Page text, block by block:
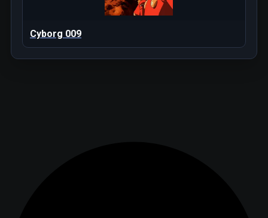
Cyborg 009